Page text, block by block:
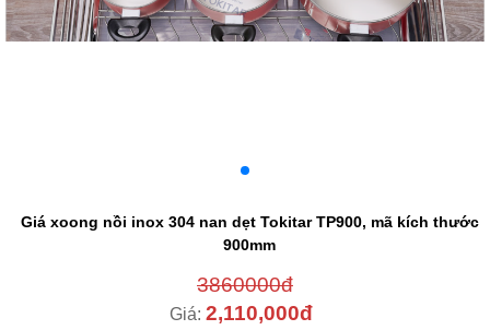
Giá xoong nồi inox 304 nan dẹt Tokitar TP900, mã kích thước
900mm
3860000đ
Giá: 2,110,000đ